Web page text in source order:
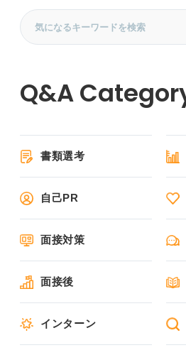
書類選考
自己PR
面接対策
面接後
インターン